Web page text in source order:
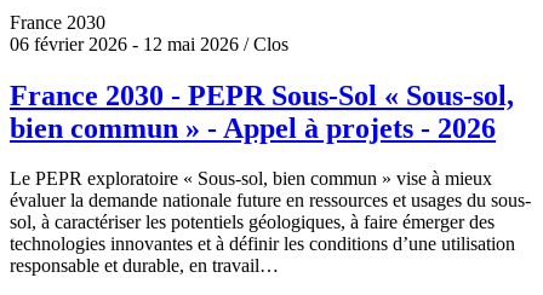
France 2030
06 février 2026 - 12 mai 2026 / Clos
France 2030 - PEPR Sous-Sol « Sous-sol,
bien commun » - Appel à projets - 2026
Le PEPR exploratoire « Sous-sol, bien commun » vise à mieux
évaluer la demande nationale future en ressources et usages du sous-
sol, à caractériser les potentiels géologiques, à faire émerger des
technologies innovantes et à définir les conditions d’une utilisation
responsable et durable, en travail…